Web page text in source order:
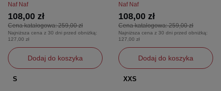
Naf Naf
Cena katalogowa:259,00 zł
108,00 zł
Najniższa cena z 30 dni przed obniżką:
127,00 zł
Dodaj do koszyka
S
Naf Naf
Cena katalogowa:259,00 zł
108,00 zł
Najniższa cena z 30 dni przed obniżką:
127,00 zł
Dodaj do koszyka
XXS